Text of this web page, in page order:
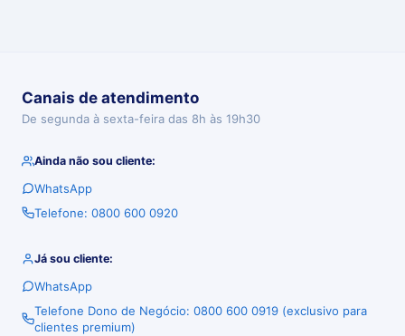
Canais de atendimento
De segunda à sexta-feira das 8h às 19h30
Ainda não sou cliente:
WhatsApp
Telefone: 0800 600 0920
Já sou cliente:
WhatsApp
Telefone Dono de Negócio: 0800 600 0919 (exclusivo para
clientes premium)